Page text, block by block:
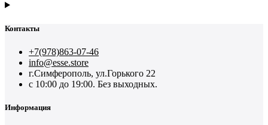
Контакты
+7(978)863-07-46
info@esse.store
г.Симферополь, ул.Горького 22
с 10:00 до 19:00. Без выходных.
Информация